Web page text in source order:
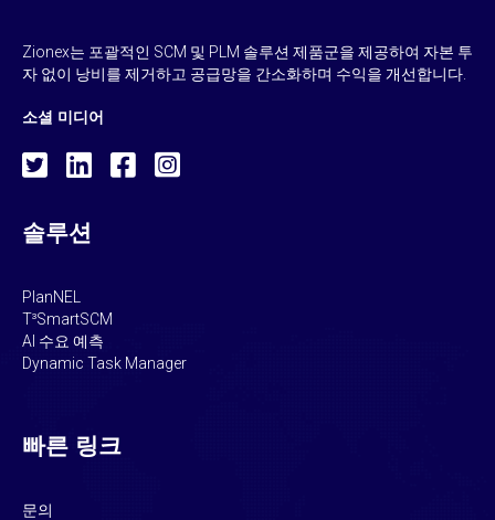
Zionex는 포괄적인 SCM 및 PLM 솔루션 제품군을 제공하여 자본 투
자 없이 낭비를 제거하고 공급망을 간소화하며 수익을 개선합니다.
소셜 미디어
솔루션
PlanNEL
T³SmartSCM
AI 수요 예측
Dynamic Task Manager
빠른 링크
문의